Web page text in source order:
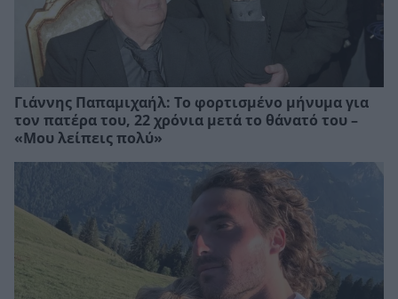
Γιάννης Παπαμιχαήλ: Το φορτισμένο μήνυμα για
τον πατέρα του, 22 χρόνια μετά το θάνατό του –
«Μου λείπεις πολύ»